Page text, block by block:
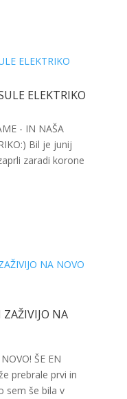
ELEKTRIKO
- IN NAŠA
Bil je junij
zaradi korone
NA
ŠE EN
prebrale prvi in
sem še bila v